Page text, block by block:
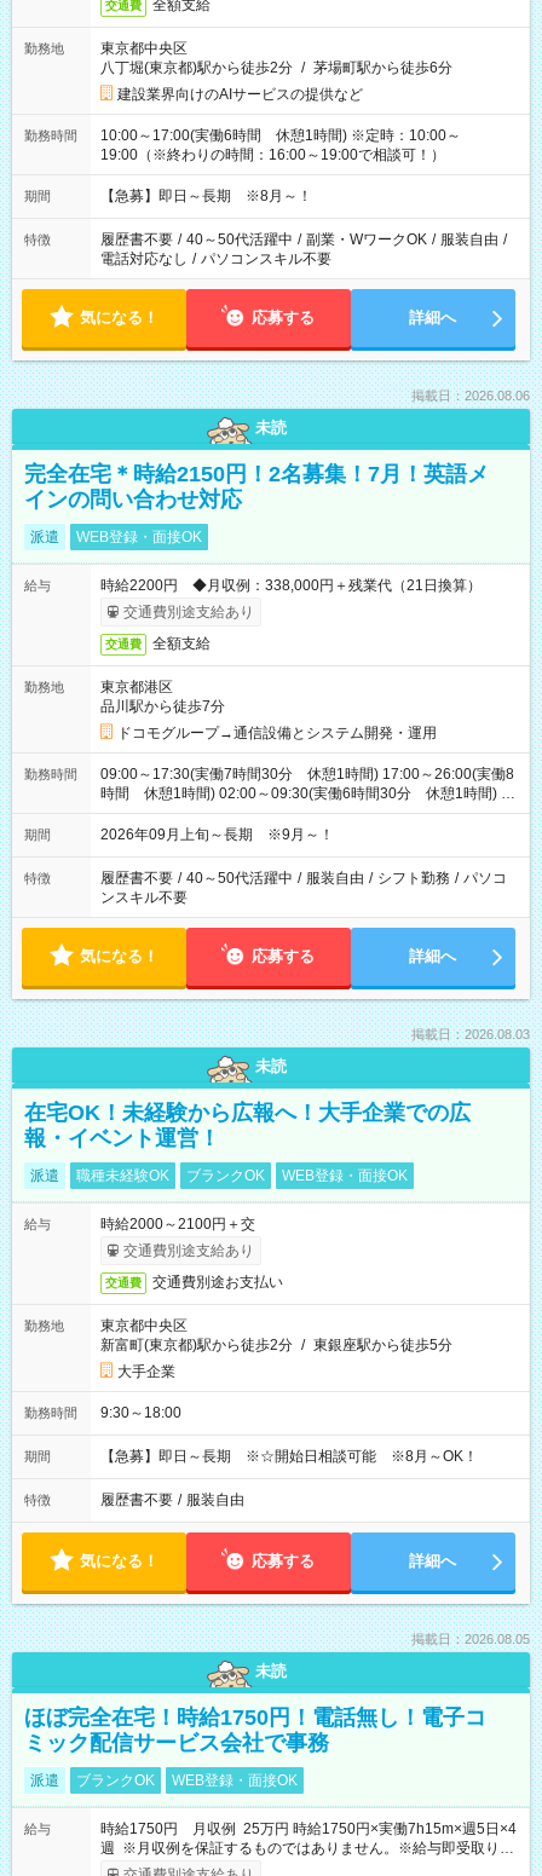
交通費 全額支給
勤務地
東京都中央区
八丁堀(東京都)駅から徒歩2分 / 茅場町駅から徒歩6分
建設業界向けのAIサービスの提供など
勤務時間
10:00～17:00(実働6時間 休憩1時間) ※定時：10:00～
19:00（※終わりの時間：16:00～19:00で相談可！）
期間 【急募】即日～長期 ※8月～！
特徴 履歴書不要 / 40～50代活躍中 / 副業・WワークOK / 服装自由 /
電話対応なし / パソコンスキル不要
気になる！ 応募する 詳細へ
掲載日：2026.08.06
未読
完全在宅＊時給2150円！2名募集！7月！英語メ
インの問い合わせ対応
派遣 WEB登録・面接OK
給与
時給2200円 ◆月収例：338,000円＋残業代（21日換算）
交通費別途支給あり
交通費 全額支給
勤務地
東京都港区
品川駅から徒歩7分
ドコモグループ→通信設備とシステム開発・運用
勤務時間
09:00～17:30(実働7時間30分 休憩1時間) 17:00～26:00(実働8
時間 休憩1時間) 02:00～09:30(実働6時間30分 休憩1時間) ※
日勤は就業時間1/夜勤は就業時間2.3を連続で行って頂きます
期間 2026年09月上旬～長期 ※9月～！
特徴 履歴書不要 / 40～50代活躍中 / 服装自由 / シフト勤務 / パソコ
ンスキル不要
気になる！ 応募する 詳細へ
掲載日：2026.08.03
未読
在宅OK！未経験から広報へ！大手企業での広
報・イベント運営！
派遣 職種未経験OK ブランクOK WEB登録・面接OK
給与
時給2000～2100円＋交
交通費別途支給あり
交通費 交通費別途お支払い
勤務地
東京都中央区
新富町(東京都)駅から徒歩2分 / 東銀座駅から徒歩5分
大手企業
勤務時間 9:30～18:00
期間 【急募】即日～長期 ※☆開始日相談可能 ※8月～OK！
特徴 履歴書不要 / 服装自由
気になる！ 応募する 詳細へ
掲載日：2026.08.05
未読
ほぼ完全在宅！時給1750円！電話無し！電子コ
ミック配信サービス会社で事務
派遣 ブランクOK WEB登録・面接OK
給与
時給1750円 月収例 25万円 時給1750円×実働7h15m×週5日×4
週 ※月収例を保証するものではありません。※給与即受取りサ
ービス利用可（利用条件有）